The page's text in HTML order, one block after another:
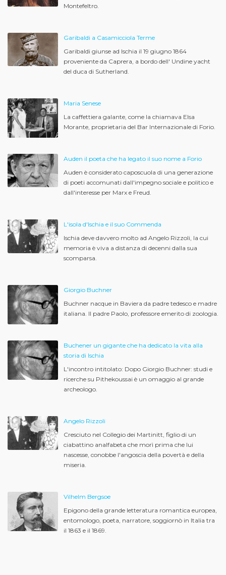
Montefeltro.
Garibaldi a Casamicciola Terme
Garibaldi giunse ad Ischia il 19 giugno 1864
proveniente da Caprera, a bordo dell' Undine yacht
del duca di Sutherland.
Maria Senese
La caffettiera galante, come la chiamava Elsa
Morante, proprietaria del Bar Internazionale di Forio.
Auden il poeta che ha legato il suo nome a Forio
Auden è considerato caposcuola di una generazione
di poeti accomunati dall'impegno sociale e politico e
dall'interesse per Marx e Freud.
L'isola d'Ischia e il suo Commenda
Ischia deve davvero molto ad Angelo Rizzoli, la cui
memoria è viva a distanza di decenni dalla sua
scomparsa.
Giorgio Buchner
Buchner nacque in Baviera da padre tedesco e madre
italiana. Il padre Paolo, professore emerito di zoologia.
Buchener un gigante che ha dedicato la vita alla
storia di Ischia
L'incontro intitolato: Dopo Giorgio Buchner: studi e
ricerche su Pithekoussai è un omaggio al grande
archeologo.
Angelo Rizzoli
Cresciuto nel Collegio dei Martinitt, figlio di un
ciabattino analfabeta che morì prima che lui
nascesse, conobbe l'angoscia della povertà e della
miseria.
Vilhelm Bergsoe
Epigono della grande letteratura romantica europea,
entomologo, poeta, narratore, soggiornò in Italia tra
il 1863 e il 1869.